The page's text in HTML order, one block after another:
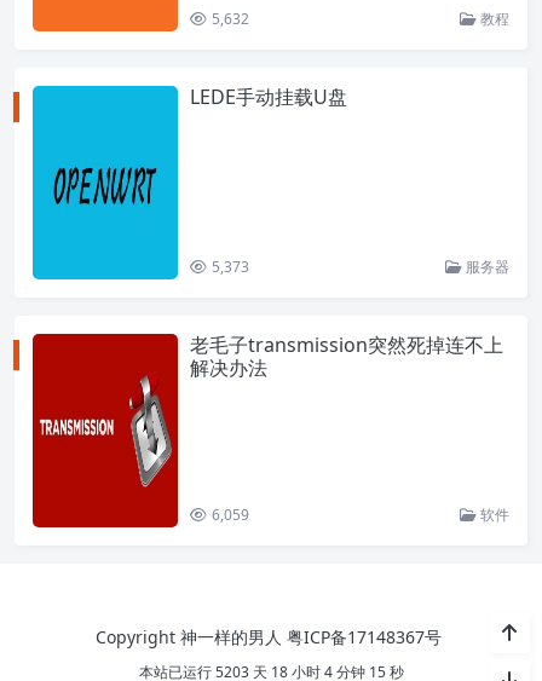
5,632 教程
LEDE手动挂载U盘
5,373 服务器
老毛子transmission突然死掉连不上
解决办法
6,059 软件
Copyright 神一样的男人 粤ICP备17148367号
本站已运行 5203 天 18 小时 4 分钟 15 秒